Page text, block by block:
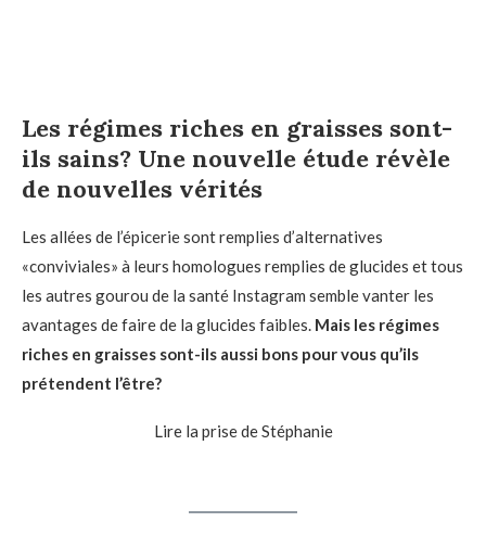
Les régimes riches en graisses sont-
ils sains? Une nouvelle étude révèle
de nouvelles vérités
Les allées de l’épicerie sont remplies d’alternatives
«conviviales» à leurs homologues remplies de glucides et tous
les autres gourou de la santé Instagram semble vanter les
avantages de faire de la glucides faibles. Mais les régimes
riches en graisses sont-ils aussi bons pour vous qu’ils
prétendent l’être?
Lire la prise de Stéphanie